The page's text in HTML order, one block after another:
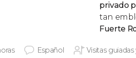
privado
tan
Fuerte
Español Visitas